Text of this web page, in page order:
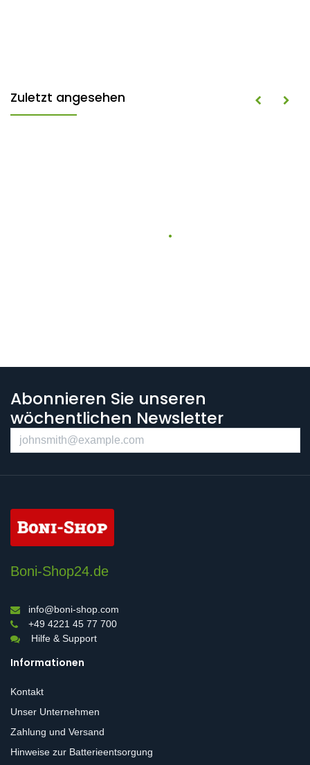
Zuletzt angesehen
Abonnieren Sie unseren
wöchentlichen Newsletter
Boni-Shop24.de
info@boni-shop.com
+49 4221 45 77 700
Hilfe & Support
Informationen
Kontakt
Unser Unternehmen
Zahlung und Versand
Hinweise zur Batterieentsorgung